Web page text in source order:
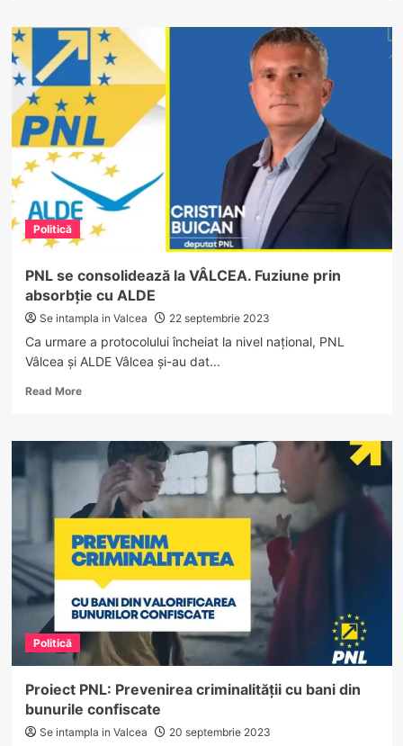
Președintele
PNL
Vâlcea,
elogiu
satului
Politică
PNL se consolidează la VÂLCEA. Fuziune prin
absorbție cu ALDE
Se intampla in Valcea 22 septembrie 2023
Ca urmare a protocolului încheiat la nivel național, PNL
Vâlcea și ALDE Vâlcea și-au dat...
Read MoreRead
PNL
se
consolidează
VÂLCEA.
prin
absorbție
cu
ALDE
Politică
Proiect PNL: Prevenirea criminalității cu bani din
bunurile confiscate
Se intampla in Valcea 20 septembrie 2023